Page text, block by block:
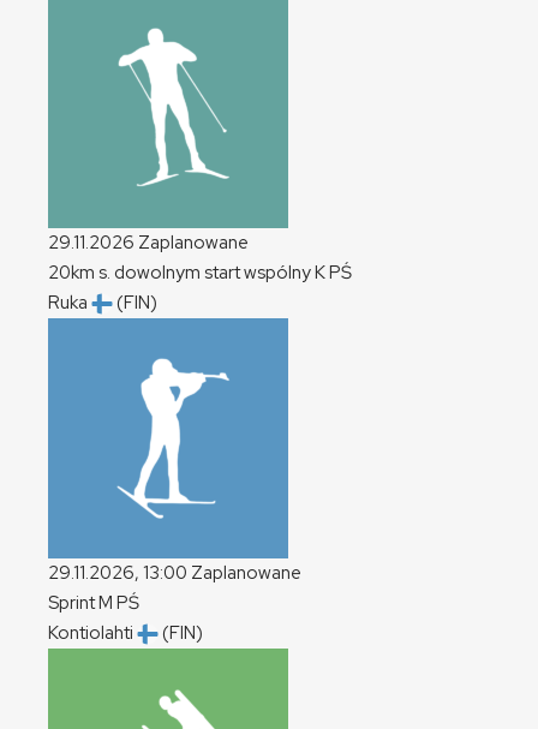
29.11.2026 Zaplanowane
20km s. dowolnym start wspólnyKPŚ
Ruka
(FIN)
29.11.2026, 13:00 Zaplanowane
SprintM PŚ
Kontiolahti
(FIN)